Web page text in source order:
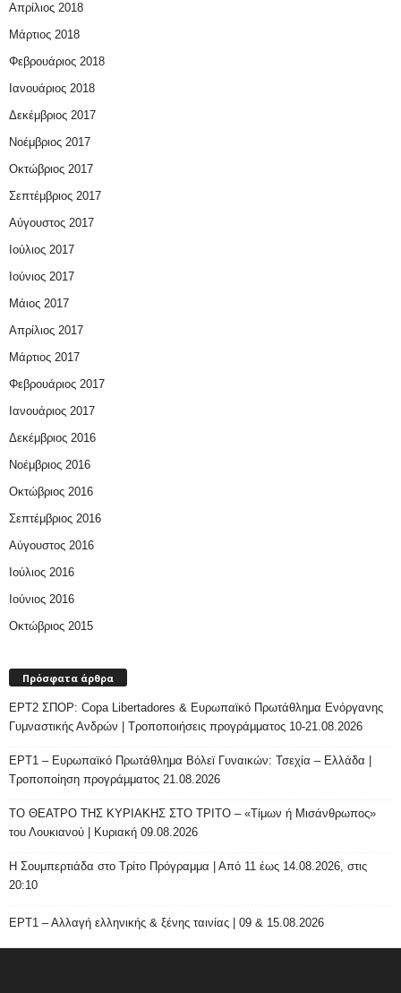
Απρίλιος 2018
Μάρτιος 2018
Φεβρουάριος 2018
Ιανουάριος 2018
Δεκέμβριος 2017
Νοέμβριος 2017
Οκτώβριος 2017
Σεπτέμβριος 2017
Αύγουστος 2017
Ιούλιος 2017
Ιούνιος 2017
Μάιος 2017
Απρίλιος 2017
Μάρτιος 2017
Φεβρουάριος 2017
Ιανουάριος 2017
Δεκέμβριος 2016
Νοέμβριος 2016
Οκτώβριος 2016
Σεπτέμβριος 2016
Αύγουστος 2016
Ιούλιος 2016
Ιούνιος 2016
Οκτώβριος 2015
Πρόσφατα άρθρα
ΕΡΤ2 ΣΠΟΡ: Copa Libertadores & Ευρωπαϊκό Πρωτάθλημα Ενόργανης
Γυμναστικής Ανδρών | Τροποποιήσεις προγράμματος 10-21.08.2026
ΕΡΤ1 – Ευρωπαϊκό Πρωτάθλημα Βόλεϊ Γυναικών: Τσεχία – Ελλάδα |
Τροποποίηση προγράμματος 21.08.2026
ΤΟ ΘΕΑΤΡΟ ΤΗΣ ΚΥΡΙΑΚΗΣ ΣΤΟ ΤΡΙΤΟ – «Τίμων ή Μισάνθρωπος»
του Λουκιανού | Κυριακή 09.08.2026
H Σουμπερτιάδα στο Τρίτο Πρόγραμμα | Από 11 έως 14.08.2026, στις
20:10
ΕΡΤ1 – Αλλαγή ελληνικής & ξένης ταινίας | 09 & 15.08.2026